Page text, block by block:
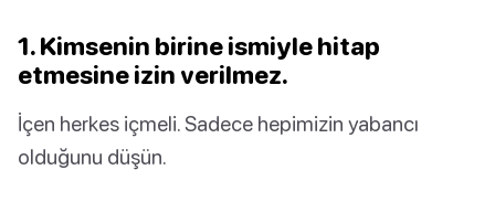
1. Kimsenin birine ismiyle hitap
etmesine izin verilmez.
İçen herkes içmeli. Sadece hepimizin yabancı
olduğunu düşün.